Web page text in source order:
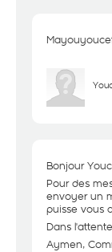
Bonjour
Pour des
envoyer un
puisse vous
Dans
Aymen,